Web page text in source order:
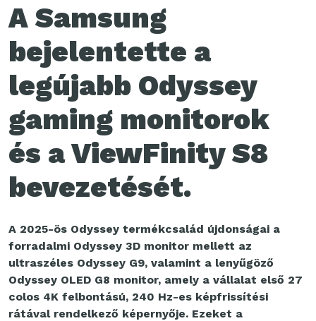
A Samsung
bejelentette a
legújabb Odyssey
gaming monitorok
és a ViewFinity S8
bevezetését.
A 2025-ös Odyssey termékcsalád újdonságai a
forradalmi Odyssey 3D monitor mellett az
ultraszéles Odyssey G9, valamint a lenyűgöző
Odyssey OLED G8 monitor, amely a vállalat első 27
colos 4K felbontású, 240 Hz-es képfrissítési
rátával rendelkező képernyője. Ezeket a